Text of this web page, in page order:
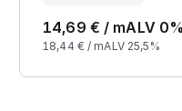
14,69 € / mALV 0%
18,44 € / mALV 25,5%